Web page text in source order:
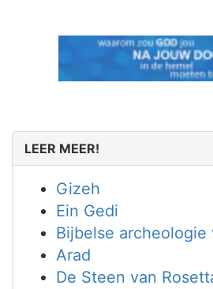
LEER MEER!
Gizeh
Ein Gedi
Bijbelse archeologie
Arad
De Steen van